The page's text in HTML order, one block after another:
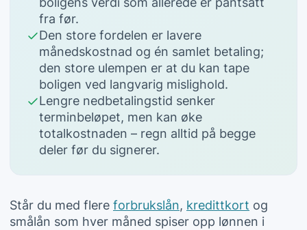
fra før.
Den store fordelen er lavere
månedskostnad og én samlet betaling;
den store ulempen er at du kan tape
boligen ved langvarig mislighold.
Lengre nedbetalingstid senker
terminbeløpet, men kan øke
totalkostnaden – regn alltid på begge
deler før du signerer.
Står du med flere forbrukslån, kredittkort og
smålån som hver måned spiser opp lønnen i